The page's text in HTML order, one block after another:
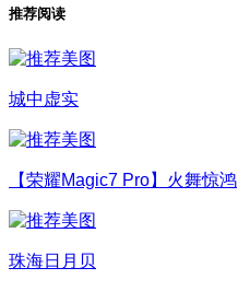
推荐阅读
城中虚实
【荣耀Magic7 Pro】火舞惊鸿
珠海日月贝